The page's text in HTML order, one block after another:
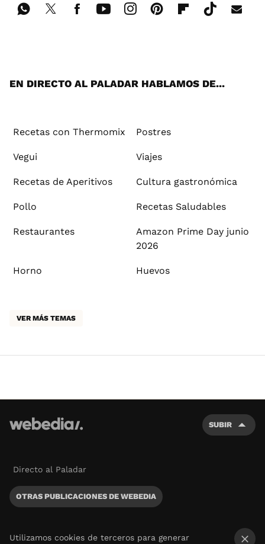
EN DIRECTO AL PALADAR HABLAMOS DE...
Recetas con Thermomix Postres
Vegui Viajes
Recetas de Aperitivos Cultura gastronómica
Pollo Recetas Saludables
Restaurantes
Amazon Prime Day junio
2026
Horno Huevos
VER MÁS TEMAS
SUBIR
Directo al Paladar
OTRAS PUBLICACIONES DE WEBEDIA
Utilizamos cookies de terceros para generar